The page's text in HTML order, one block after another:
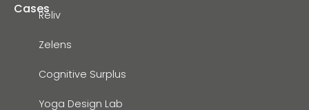
CasesReliv
Zelens
Cognitive Surplus
Yoga Design Lab